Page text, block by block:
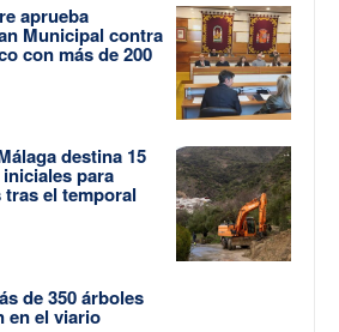
aprueba
Municipal contra
con más de 200
destina 15
para
el temporal
de 350 árboles
en el viario